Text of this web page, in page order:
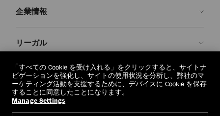
なラグジュアリーを再定義します。 ステートメントなソールからミニ
ブーツ
た、クラシックなアンクルブーツやニーハイブーツをご紹介します。
実用性と華やかさが調和したデザインは、シーズンを重ねても色褪せな
いように仕立てられています。
返品を申請
配送
交換・返品
Made-to-Order
保証
企業情報
ブランドの歴史
JC World
社会への貢献
私たちの責任
クラフツマンシップ
リーガル
プライバシーポリシー
利用規約
忘れられる権利
個人情報開示請求フォーム
regionselector.country. (€)
「すべての Cookie を受け入れる」をクリックすると、サイトナ
ビゲーションを強化し、サイトの使用状況を分析し、弊社のマ
ーケティング活動を支援するために、デバイスに Cookie を保存
することに同意したことになります。
Manage Settings